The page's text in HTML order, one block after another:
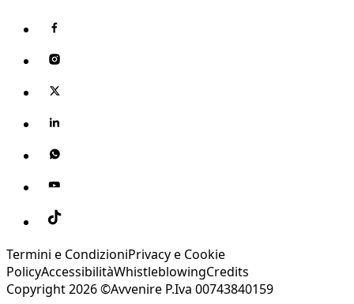
Termini e CondizioniPrivacy e Cookie
PolicyAccessibilitàWhistleblowingCredits
Copyright 2026 ©Avvenire P.Iva 00743840159